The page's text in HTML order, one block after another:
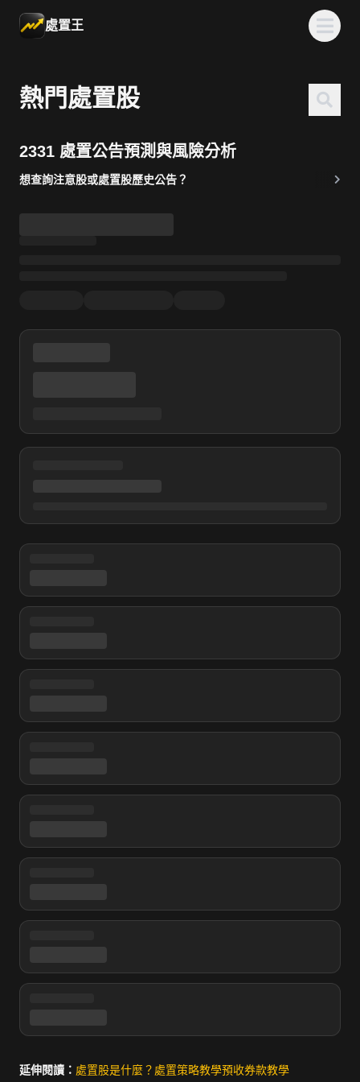
處置王
熱門處置股
2331 處置公告預測與風險分析
想查詢注意股或處置股歷史公告？
延伸閱讀： 處置股是什麼？ 處置策略教學預收券款教學